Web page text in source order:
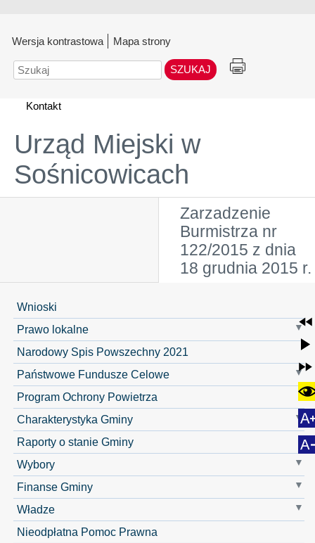
Wersja kontrastowa Mapa strony
Szukaj
Kontakt
Urząd Miejski w
Sośnicowicach
Zarzadzenie
Burmistrza nr
122/2015 z dnia
18 grudnia 2015 r.
Wnioski
Prawo lokalne
Narodowy Spis Powszechny 2021
Państwowe Fundusze Celowe
Program Ochrony Powietrza
Charakterystyka Gminy
Raporty o stanie Gminy
Wybory
Finanse Gminy
Władze
Nieodpłatna Pomoc Prawna